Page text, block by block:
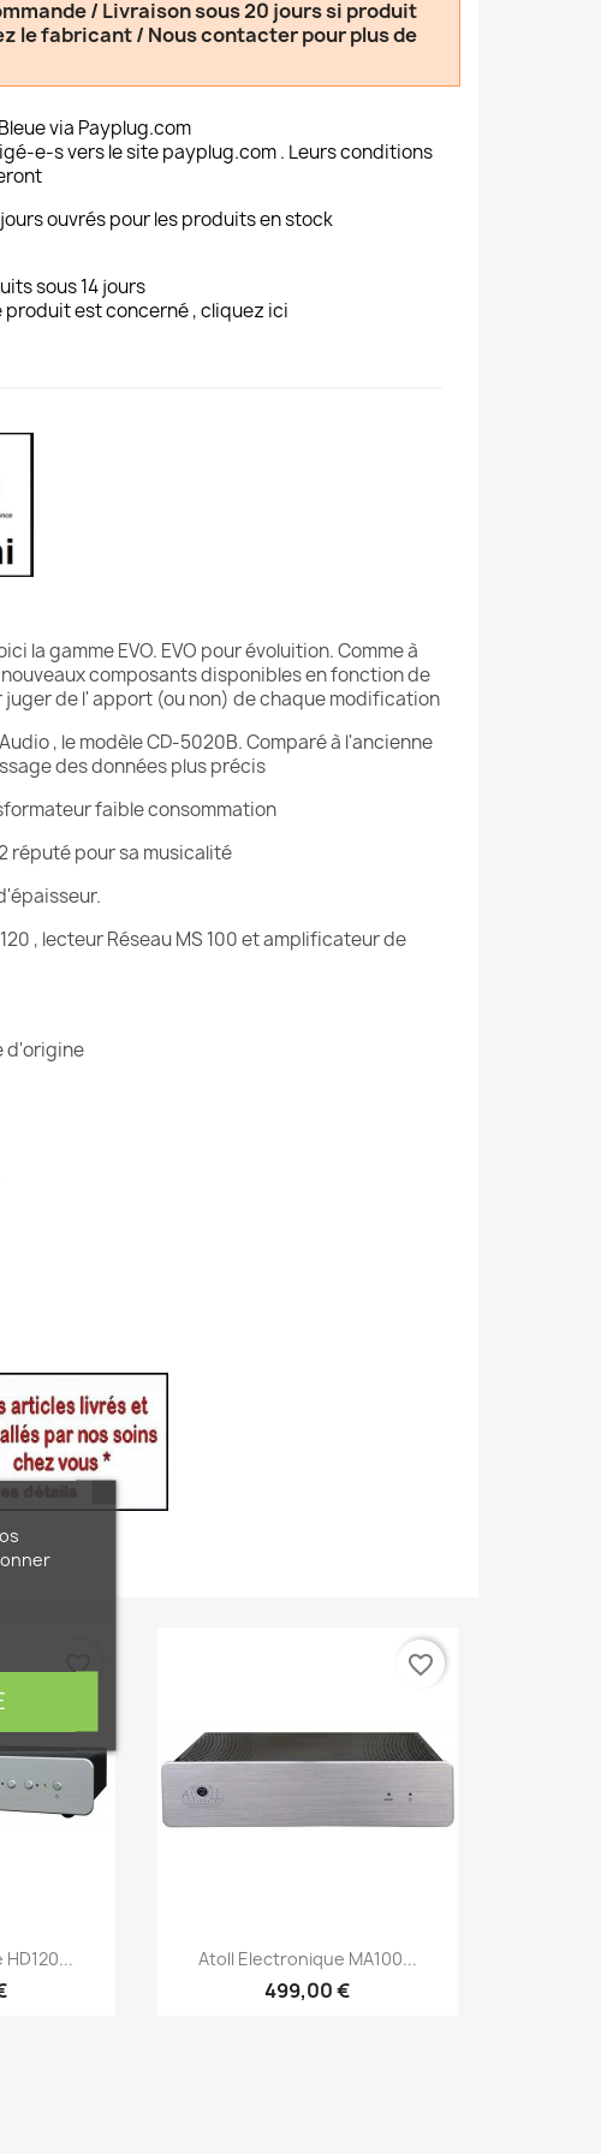
/ Livraison sous 20 jours si produit
le fabricant / Nous contacter pour plus de
via Payplug.com
e-s vers le site payplug.com . Leurs conditions
ouvrés pour les produits en stock
sous 14 jours
produit est concerné , cliquez ici
la gamme EVO. EVO pour évoluition. Comme à
composants disponibles en fonction de
de l' apport (ou non) de chaque modification
, le modèle CD-5020B. Comparé à l'ancienne
des données plus précis
faible consommation
réputé pour sa musicalité
, lecteur Réseau MS 100etamplificateur de
d'origine
favorite_border
Aperçu rapide
Atoll Electronique MA100...
499,00 €
favorite_border